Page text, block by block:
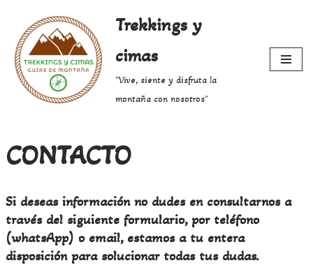
Saltar
al
contenido
Trekkings y
cimas
"Vive, siente y disfruta la
montaña con nosotros"
CONTACTO
Si deseas información no dudes en consultarnos a
través del siguiente formulario, por teléfono
(whatsApp) o email, estamos a tu entera
disposición para solucionar todas tus dudas.